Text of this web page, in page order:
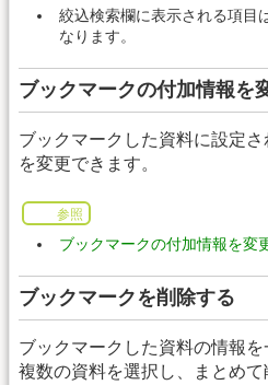
絞込検索欄に表示される項目
なります。
ブックマークの付加情報を
ブックマークした資料に設定
を変更できます。
参照
ブックマークの付加情報を変
ブックマークを削除する
ブックマークした資料の情報を
複数の資料を選択し、まとめて